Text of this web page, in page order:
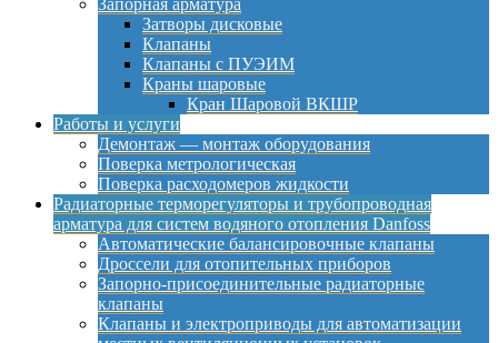
Запорная арматура
Затворы дисковые
Клапаны
Клапаны с ПУЭИМ
Краны шаровые
Кран Шаровой ВКШР
Работы и услуги
Демонтаж — монтаж оборудования
Поверка метрологическая
Поверка расходомеров жидкости
Радиаторные терморегуляторы и трубопроводная
арматура для систем водяного отопления Danfoss
Автоматические балансировочные клапаны
Дроссели для отопительных приборов
Запорно-присоединительные радиаторные
клапаны
Клапаны и электроприводы для автоматизации